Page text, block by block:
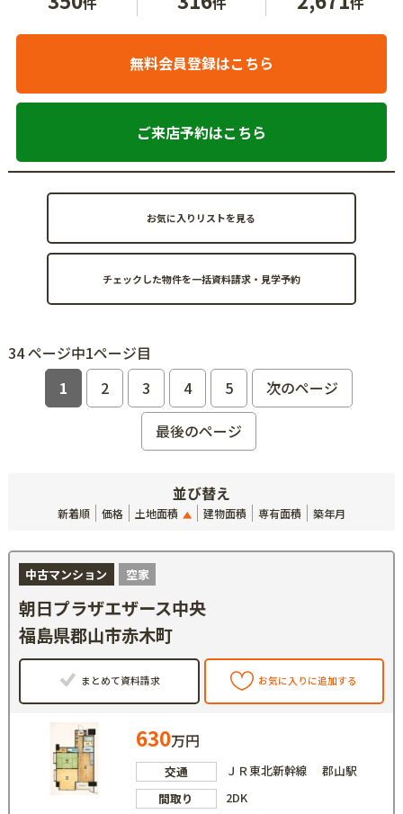
無料会員登録はこちら
ご来店予約はこちら
お気に入りリストを見る
34 ページ中1ページ目
1
2 3 4 5
次のページ
最後のページ
並び替え
新着順 価格 土地面積 建物面積 専有面積 築年月
中古マンション 空家
朝日プラザエザース中央
福島県郡山市赤木町
まとめて資料請求 お気に入りに追加する
630万円
交通
ＪＲ東北新幹線 郡山駅
間取り
2DK